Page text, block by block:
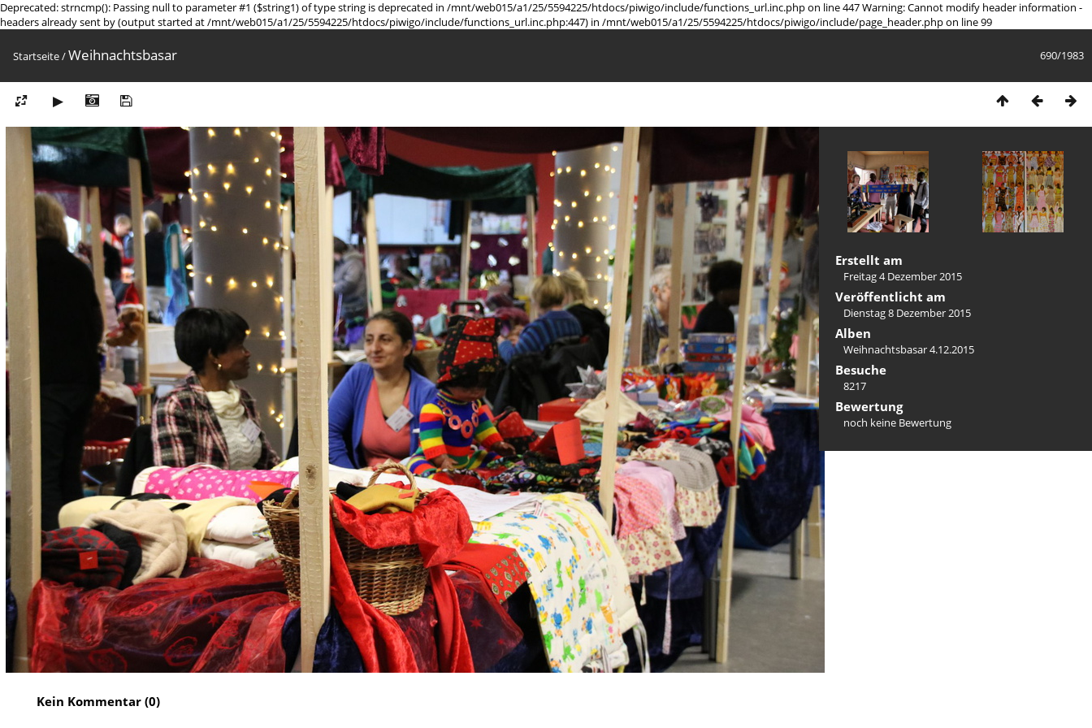
Deprecated: strncmp(): Passing null to parameter #1 ($string1) of type string is deprecated in /mnt/web015/a1/25/5594225/htdocs/piwigo/include/functions_url.inc.php on line 447 Warning: Cannot modify header information -
headers already sent by (output started at /mnt/web015/a1/25/5594225/htdocs/piwigo/include/functions_url.inc.php:447) in /mnt/web015/a1/25/5594225/htdocs/piwigo/include/page_header.php on line 99
690/1983
Startseite/Weihnachtsbasar
Erstellt am
Freitag 4 Dezember 2015
Veröffentlicht am
Dienstag 8 Dezember 2015
Alben
Weihnachtsbasar 4.12.2015
Besuche
8217
Bewertung
noch keine Bewertung
Kein Kommentar (0)